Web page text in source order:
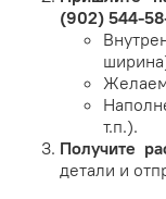
(902) 544-
т.п.).
Получите
детали и